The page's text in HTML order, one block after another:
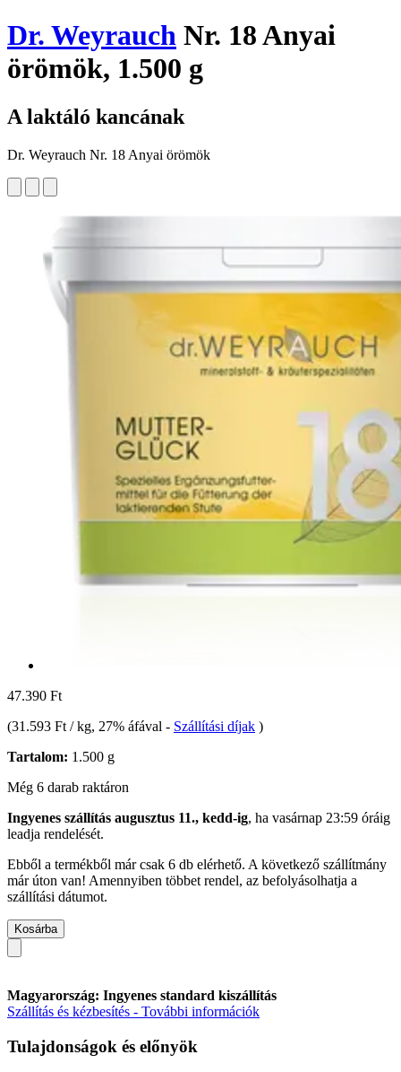
Dr. Weyrauch Nr. 18 Anyai
örömök, 1.500 g
A laktáló kancának
Dr. Weyrauch Nr. 18 Anyai örömök
47.390 Ft
(31.593 Ft / kg, 27% áfával - Szállítási díjak )
Tartalom: 1.500 g
Még 6 darab raktáron
Ingyenes szállítás augusztus 11., kedd-ig, ha vasárnap 23:59 óráig
leadja rendelését.
Ebből a termékből már csak 6 db elérhető. A következő szállítmány
már úton van! Amennyiben többet rendel, az befolyásolhatja a
szállítási dátumot.
Kosárba
Magyarország: Ingyenes standard kiszállítás
Szállítás és kézbesítés - További információk
Tulajdonságok és előnyök